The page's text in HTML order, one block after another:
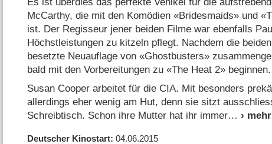
Es ist überdies das perfekte Vehikel für die
McCarthy, die mit den Komödien «Bridesmaids» und
ist. Der Regisseur jener beiden Filme war ebenfalls
Höchstleistungen zu kitzeln pflegt. Nachdem die
besetzte Neuauflage von «Ghostbusters»
bald mit den Vorbereitungen zu «The Heat 2»
Susan Cooper arbeitet für die CIA. Mit besonders
allerdings eher wenig am Hut, denn sie sitzt
Schreibtisch. Schon ihre Mutter hat ihr immer
Deutscher Kinostart 04.06.2015